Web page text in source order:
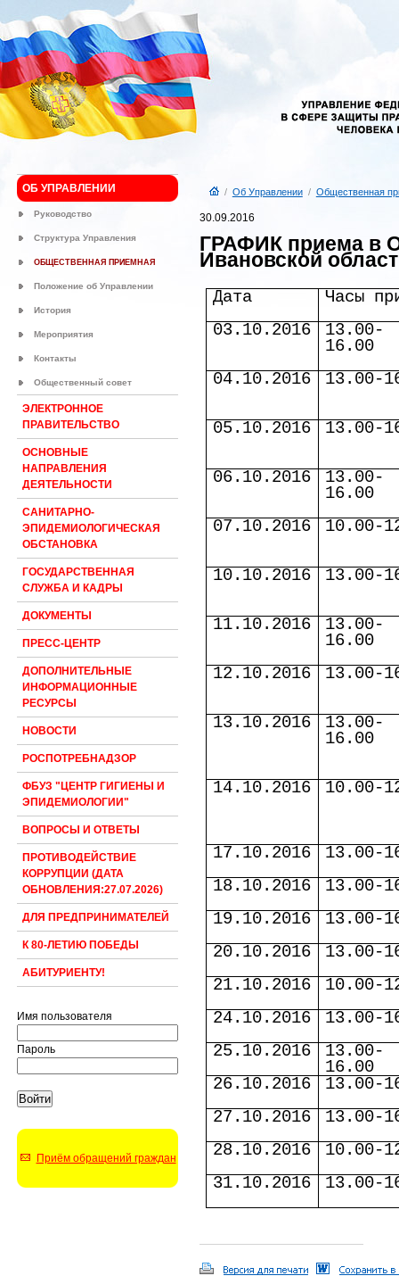
ОБ УПРАВЛЕНИИ
Руководство
Структура Управления
ОБЩЕСТВЕННАЯ ПРИЕМНАЯ
Положение об Управлении
История
Мероприятия
Контакты
Общественный совет
ЭЛЕКТРОННОЕ
ПРАВИТЕЛЬСТВО
ОСНОВНЫЕ
НАПРАВЛЕНИЯ
ДЕЯТЕЛЬНОСТИ
САНИТАРНО-
ЭПИДЕМИОЛОГИЧЕСКАЯ
ОБСТАНОВКА
ГОСУДАРСТВЕННАЯ
СЛУЖБА И КАДРЫ
ДОКУМЕНТЫ
ПРЕСС-ЦЕНТР
ДОПОЛНИТЕЛЬНЫЕ
ИНФОРМАЦИОННЫЕ
РЕСУРСЫ
НОВОСТИ
РОСПОТРЕБНАДЗОР
ФБУЗ "ЦЕНТР ГИГИЕНЫ И
ЭПИДЕМИОЛОГИИ"
ВОПРОСЫ И ОТВЕТЫ
ПРОТИВОДЕЙСТВИЕ
КОРРУПЦИИ (ДАТА
ОБНОВЛЕНИЯ:27.07.2026)
ДЛЯ ПРЕДПРИНИМАТЕЛЕЙ
К 80-ЛЕТИЮ ПОБЕДЫ
АБИТУРИЕНТУ!
Имя пользователя
Пароль
Приём обращений граждан
/ Об Управлении/ Общественная
30.09.2016
ГРАФИК приема в
Ивановской
Дата
Часы
03.10.2016
13.00-
16.00
04.10.2016
13.00-
05.10.2016 13.00-
06.10.2016
13.00-
16.00
07.10.2016
10.00-
10.10.2016 13.00-
11.10.2016
13.00-
16.00
12.10.2016
13.00-
13.10.2016
13.00-
16.00
14.10.2016 10.00-
17.10.2016
13.00-
18.10.2016
13.00-
19.10.2016
13.00-
20.10.2016
13.00-
21.10.2016
10.00-
24.10.2016
13.00-
25.10.2016
13.00-
16.00
26.10.2016
13.00-
27.10.2016
13.00-
28.10.2016
10.00-
31.10.2016
13.00-